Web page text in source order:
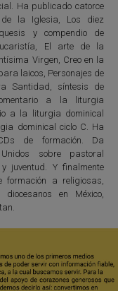
Ha publicado catorce
de la Iglesia, Los diez
y compendio de
El arte de la
Virgen, Creo en la
laicos, Personajes de
Santidad, síntesis de
a la liturgia
a la liturgia dominical
dominical ciclo C. Ha
de formación. Da
sobre pastoral
juventud. Y finalmente
formación a religiosas,
en México,